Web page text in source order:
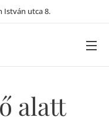
István utca 8.
alatt